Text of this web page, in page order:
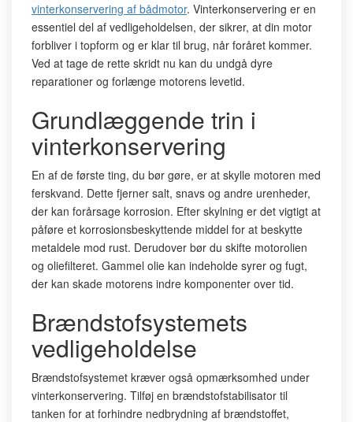
vinterkonservering af bådmotor. Vinterkonservering er en
essentiel del af vedligeholdelsen, der sikrer, at din motor
forbliver i topform og er klar til brug, når foråret kommer.
Ved at tage de rette skridt nu kan du undgå dyre
reparationer og forlænge motorens levetid.
Grundlæggende trin i
vinterkonservering
En af de første ting, du bør gøre, er at skylle motoren med
ferskvand. Dette fjerner salt, snavs og andre urenheder,
der kan forårsage korrosion. Efter skylning er det vigtigt at
påføre et korrosionsbeskyttende middel for at beskytte
metaldele mod rust. Derudover bør du skifte motorolien
og oliefilteret. Gammel olie kan indeholde syrer og fugt,
der kan skade motorens indre komponenter over tid.
Brændstofsystemets
vedligeholdelse
Brændstofsystemet kræver også opmærksomhed under
vinterkonservering. Tilføj en brændstofstabilisator til
tanken for at forhindre nedbrydning af brændstoffet,